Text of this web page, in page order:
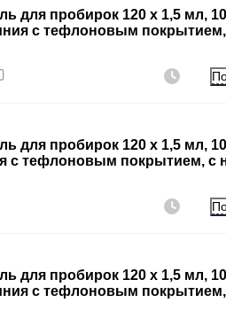
для пробирок 120 x 1,5 мл,
с тефлоновым
для пробирок 120 х 1,5 мл,
с тефлоновым покрытием, с
для пробирок 120 х 1,5 мл,
с тефлоновым